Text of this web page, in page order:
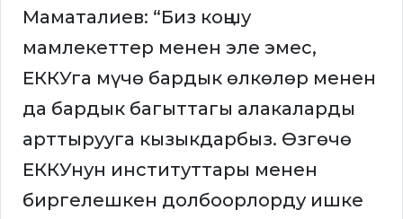
Маматалиев: “Биз коңшу
мамлекеттер менен эле эмес,
ЕККУга мүчө бардык өлкөлөр менен
да бардык багыттагы алакаларды
арттырууга кызыкдарбыз. Өзгөчө
ЕККУнун институттары менен
биргелешкен долбоорлорду ишке